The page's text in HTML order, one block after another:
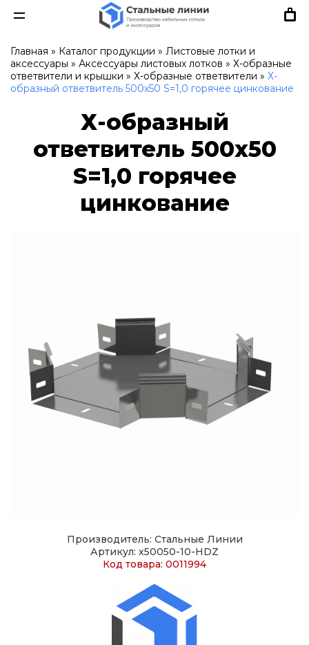
Главная » Каталог продукции » Листовые лотки и
аксессуары » Аксессуары листовых лотков » Х-образные
ответвители и крышки » Х-образные ответвители » Х-
образный ответвитель 500х50 S=1,0 горячее цинкование
Х-образный
ответвитель 500х50
S=1,0 горячее
цинкование
Производитель: Стальные Линии
Артикул: x50050-10-HDZ
Код товара: 0011994